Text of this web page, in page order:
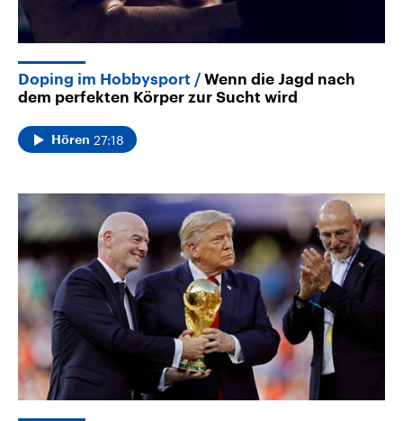
Doping im Hobbysport
Wenn die Jagd nach
dem perfekten Körper zur Sucht wird
Hören 27:18